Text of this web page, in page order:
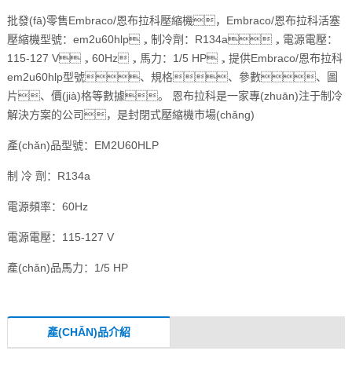
批發(fā)零售Embraco/恩布拉科壓縮機，Embraco/恩布拉科活塞
壓縮機型號：em2u60hlp，制冷劑：R134a，電源電壓：
115-127 V，60Hz，馬力：1/5 HP，提供Embraco/恩布拉科
em2u60hlp型號、規格、參數、圖
片、價(jià)格等數據。 恩布拉科是一家專(zhuān)注于制冷
解決方案的公司，是封閉式壓縮機市場(chǎng)
產(chǎn)品型號：EM2U60HLP
制 冷 劑：R134a
電源頻率：60Hz
電源電壓：115-127 V
產(chǎn)品馬力：1/5 HP
產(CHǍN)品介紹